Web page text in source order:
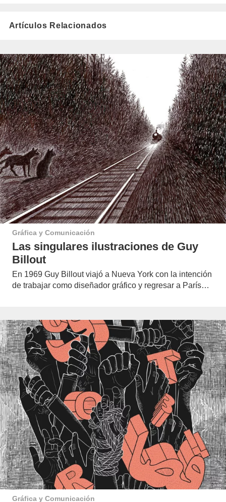
Artículos Relacionados
Gráfica y Comunicación
Las singulares ilustraciones de Guy
Billout
En 1969 Guy Billout viajó a Nueva York con la intención
de trabajar como diseñador gráfico y regresar a París…
Gráfica y Comunicación